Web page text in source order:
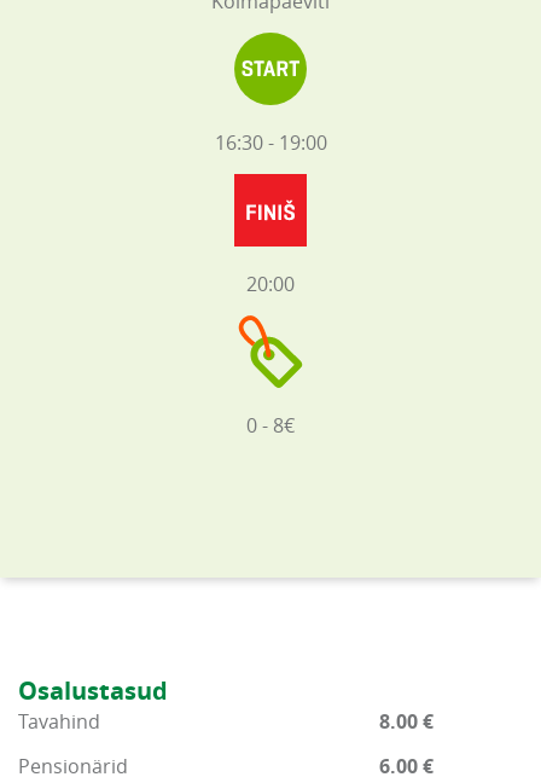
16:30 - 19:00
20:00
0 - 8€
Osalustasud
Tavahind
8.00 €
Pensionärid
6.00 €